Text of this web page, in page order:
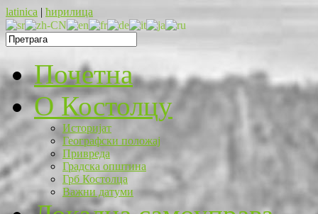
latinica | ћирилица
Почетна
O Костолцу
Историјат
Географски положај
Привреда
Градска општина
Грб Костолца
Важни датуми